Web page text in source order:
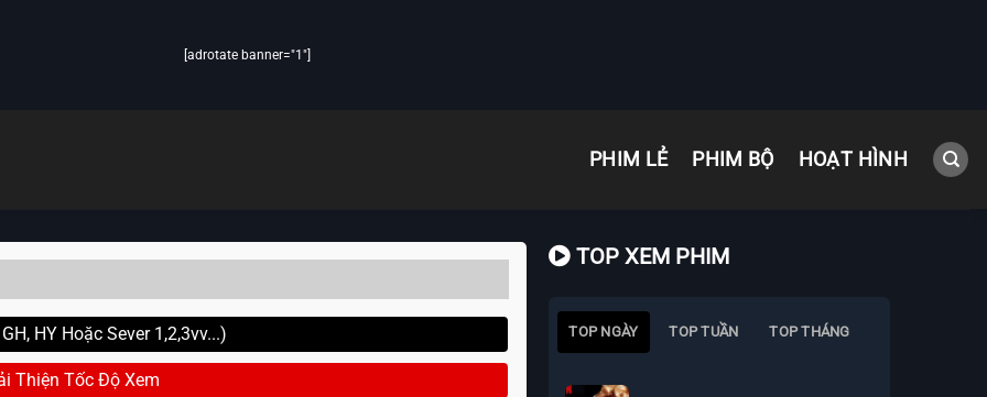
[adrotate banner="1"]
PHIM LẺ PHIM BỘ HOẠT HÌNH
HY Hoặc Sever 1,2,3vv...)
Thiện Tốc Độ Xem
TOP XEM PHIM
TOP NGÀY TOP TUẦN TOP THÁNG